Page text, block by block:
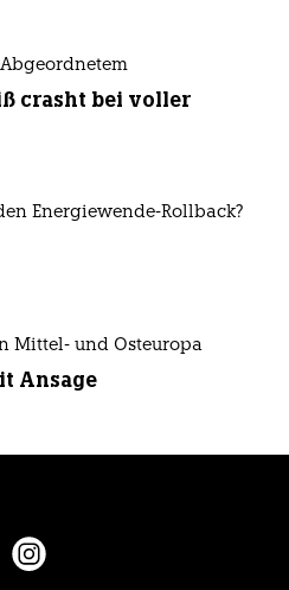
crasht bei voller
Energiewende-Rollback?
Mittel- und Osteuropa
Ansage